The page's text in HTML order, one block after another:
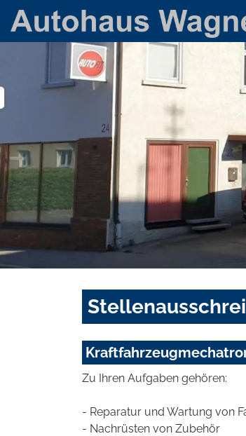
Zu Ihren Aufgaben gehören:
- Reparatur und Wartung von
- Nachrüsten von Zubehör